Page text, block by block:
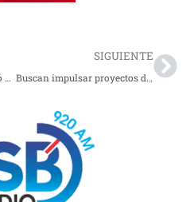
Suministro de agua colapsó por invierno
SIGUIENTE
Buscan impulsar proyectos de desarrollo